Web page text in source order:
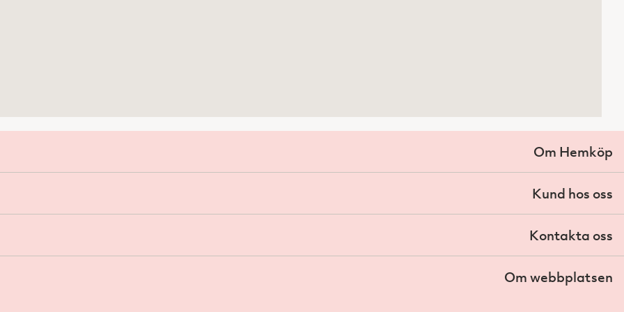
Om Hemköp
Kund hos oss
Kontakta oss
Om webbplatsen